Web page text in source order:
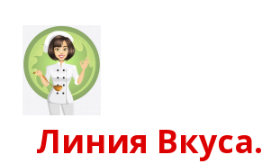
Линия Вкуса.